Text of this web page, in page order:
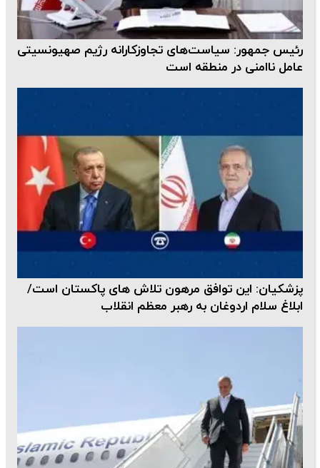
رئیس جمهور: سیاست‌های تجاوزکارانه رژیم صهیونسیتی
عامل ناامنی در منطقه است
پزشکیان: این توافق مرهون تلاش های پاکستان است/
ابلاغ سلام اردوغان به رهبر معظم انقلاب